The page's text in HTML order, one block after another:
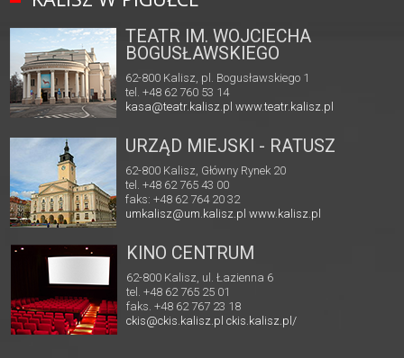
TEATR IM. WOJCIECHA
BOGUSŁAWSKIEGO
62-800 Kalisz, pl. Bogusławskiego 1
tel. +48 62 760 53 14
kasa@teatr.kalisz.pl www.teatr.kalisz.pl
URZĄD MIEJSKI - RATUSZ
62-800 Kalisz, Główny Rynek 20
tel. +48 62 765 43 00
faks: +48 62 764 20 32
umkalisz@um.kalisz.plwww.kalisz.pl
KINO CENTRUM
62-800 Kalisz, ul. Łazienna 6
tel. +48 62 765 25 01
faks. +48 62 767 23 18
ckis@ckis.kalisz.pl ckis.kalisz.pl/